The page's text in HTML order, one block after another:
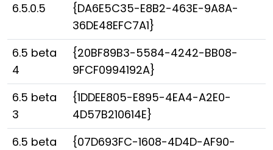
6.5.0.5
{DA6E5C35-E8B2-463E-9A8A-
36DE48EFC7A1}
6.5 beta
4
{20BF89B3-5584-4242-BB08-
9FCF0994192A}
6.5 beta
3
{1DDEE805-E895-4EA4-A2E0-
4D57B210614E}
6.5 beta
{07D693FC-1608-4D4D-AF90-